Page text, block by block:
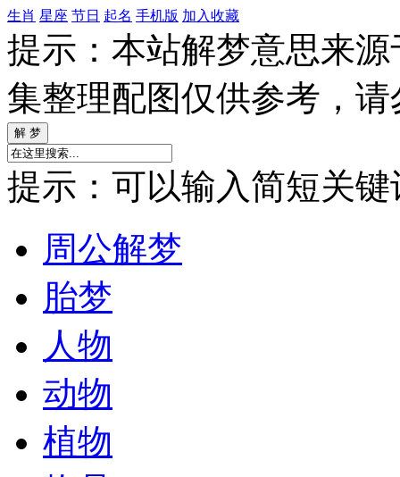
生肖 星座 节日 起名 手机版 加入收藏
提示：本站解梦意思来
集整理配图仅供参考，
提示：可以输入简短关键
周公解梦
胎梦
人物
动物
植物